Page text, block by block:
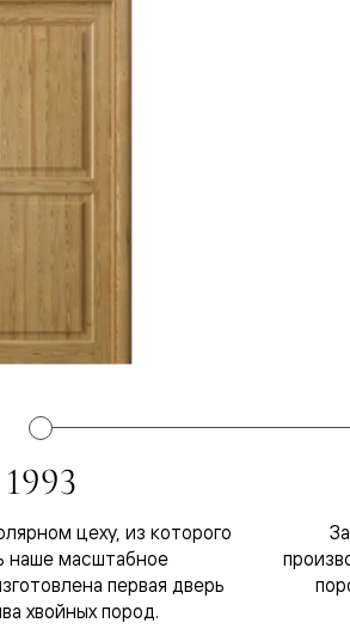
1993
цеху, из которого
наше масштабное
первая дверь
хвойных пород.